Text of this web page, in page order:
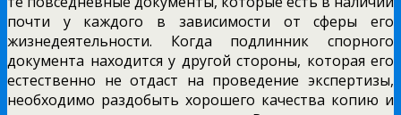
почти у каждого в зависимости от сферы его
жизнедеятельности. Когда подлинник спорного
документа находится у другой стороны, которая его
естественно не отдаст на проведение экспертизы,
необходимо раздобыть хорошего качества копию и